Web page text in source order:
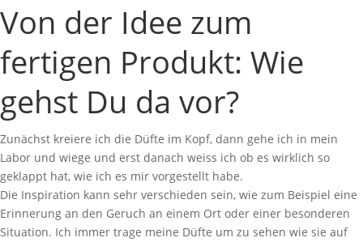
Von der Idee zum
fertigen Produkt: Wie
gehst Du da vor?
Zunächst kreiere ich die Düfte im Kopf, dann gehe ich in mein
Labor und wiege und erst danach weiss ich ob es wirklich so
geklappt hat, wie ich es mir vorgestellt habe.
Die Inspiration kann sehr verschieden sein, wie zum Beispiel eine
Erinnerung an den Geruch an einem Ort oder einer besonderen
Situation. Ich immer trage meine Düfte um zu sehen wie sie auf